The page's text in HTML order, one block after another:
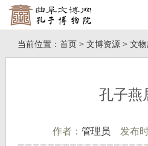
当前位置： 首页> 文博资源> 文
孔子燕
作者： 管理员 发布